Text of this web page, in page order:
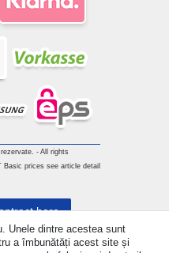
- All rights
Basic prices see article detail
Unele dintre acestea sunt
a îmbunătăți acest site și
here